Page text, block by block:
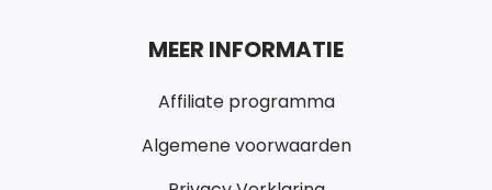
MEER INFORMATIE
Affiliate programma
Algemene voorwaarden